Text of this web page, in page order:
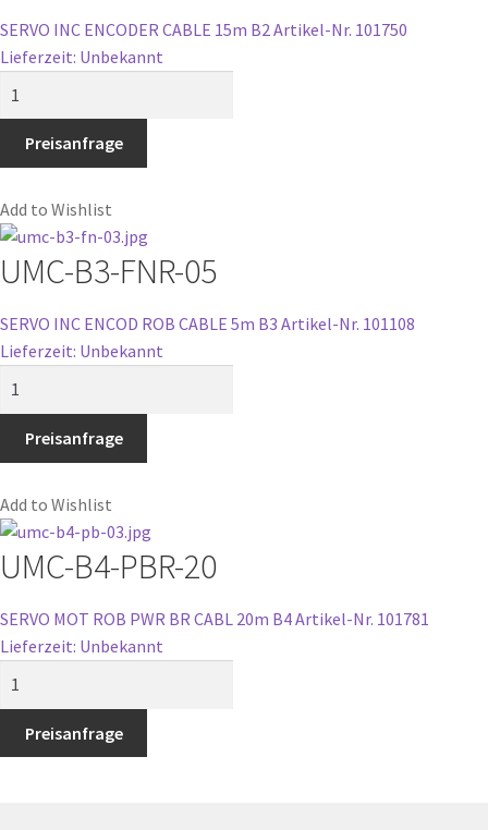
SERVO INC ENCODER CABLE 15m B2 Artikel-Nr. 101750
Lieferzeit: Unbekannt
15
Preisanfrage
Add to Wishlist
UMC-B3-FNR-05
SERVO INC ENCOD ROB CABLE 5m B3 Artikel-Nr. 101108
Lieferzeit: Unbekannt
FNR-
05
Preisanfrage
Add to Wishlist
UMC-B4-PBR-20
SERVO MOT ROB PWR BR CABL 20m B4Artikel-Nr. 101781
Lieferzeit: Unbekannt
PBR-
20
Preisanfrage